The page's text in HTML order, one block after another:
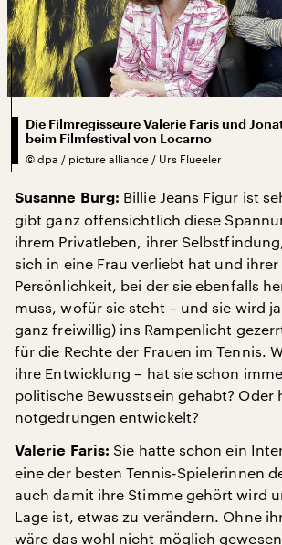
Die Filmregisseure Valerie Faris und
beim Filmfestival von Locarno
© dpa / picture alliance / Urs Flueeler
Susanne Burg: Billie Jeans Figur ist
gibt ganz offensichtlich diese
ihrem Privatleben, ihrer
sich in eine Frau verliebt hat und
Persönlichkeit, bei der sie ebenfalls
muss, wofür sie steht – und sie wird
ganz freiwillig) ins Rampenlicht
für die Rechte der Frauen im Tennis.
ihre Entwicklung – hat sie schon
politische Bewusstsein gehabt? Oder
notgedrungen entwickelt?
Valerie Faris: Sie hatte schon ein
eine der besten Tennis-Spielerinnen
auch damit ihre Stimme gehört wird
Lage ist, etwas zu verändern. Ohne
wäre das wohl nicht möglich